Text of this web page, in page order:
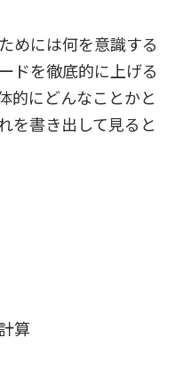
めには何を意識する
ドを徹底的に上げる
的にどんなことかと
を書き出して見ると
算